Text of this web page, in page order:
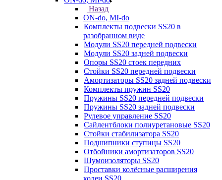
Назад
ON-do, MI-do
Комплекты подвески SS20 в
разобранном виде
Модули SS20 передней подвески
Модули SS20 задней подвески
Опоры SS20 стоек передних
Стойки SS20 передней подвески
Амортизаторы SS20 задней подвески
Комплекты пружин SS20
Пружины SS20 передней подвески
Пружины SS20 задней подвески
Рулевое управление SS20
Сайлентблоки полиуретановые SS20
Стойки стабилизатора SS20
Подшипники ступицы SS20
Отбойники амортизаторов SS20
Шумоизоляторы SS20
Проставки колёсные расширения
колеи SS20